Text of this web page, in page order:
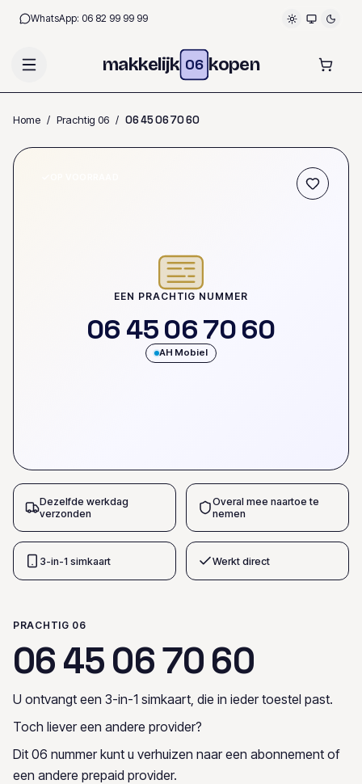
WhatsApp: 06 82 99 99 99
makkelijk 06 kopen
Home / Prachtig 06 / 0645067060
EEN PRACHTIG NUMMER
06 45067060
AH Mobiel
Dezelfde werkdag
verzonden
Overal mee naartoe te
nemen
3-in-1 simkaart Werkt direct
PRACHTIG 06
0645067060
U ontvangt een 3-in-1 simkaart, die in ieder toestel past.
Toch liever een andere provider?
Dit 06 nummer kunt u verhuizen naar een abonnement of
een andere prepaid provider.